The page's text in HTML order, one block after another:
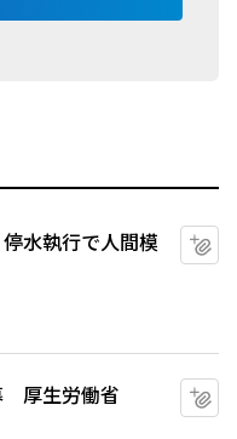
水執行で人間模
厚生労働省